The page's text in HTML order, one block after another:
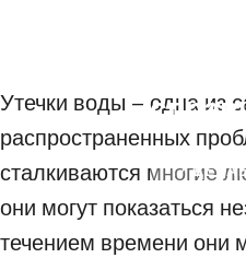
17
Утечки воды – одна из
распространенных
сталкиваются многие
они могут показаться
течением времени они